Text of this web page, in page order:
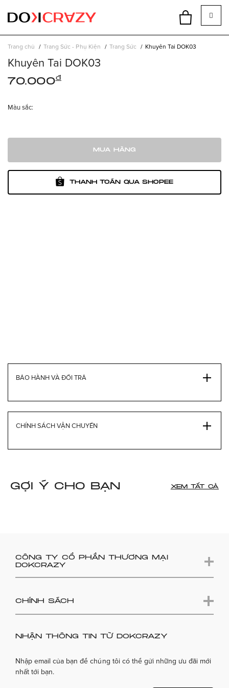
Trang chủ Trang Sức - Phụ Kiện Trang Sức Khuyên Tai DOK03
Khuyên Tai DOK03
70.000đ
Màu sắc:
MUA HÀNG
THANH TOÁN QUA SHOPEE
BẢO HÀNH VÀ ĐỔI TRẢ
CHÍNH SÁCH VẬN CHUYỂN
GỢI Ý CHO BẠN XEM TẤT CẢ
CÔNG TY CỔ PHẦN THƯƠNG MẠI
DOKCRAZY
CHÍNH SÁCH
NHẬN THÔNG TIN TỪ DOKCRAZY
Nhập email của bạn để chúng tôi có thể gửi những ưu đãi mới
nhất tới bạn.